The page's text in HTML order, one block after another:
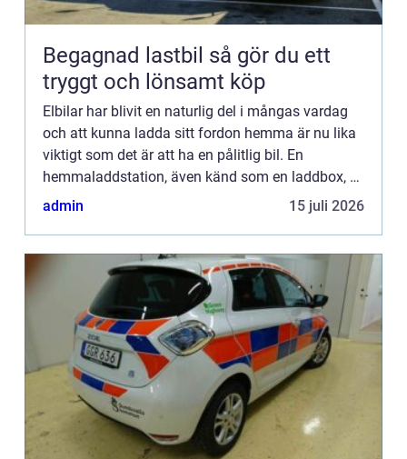
Begagnad lastbil så gör du ett
tryggt och lönsamt köp
Elbilar har blivit en naturlig del i mångas vardag
och att kunna ladda sitt fordon hemma är nu lika
viktigt som det är att ha en pålitlig bil. En
hemmaladdstation, även känd som en laddbox, är
en viktig investerin...
admin 15 juli 2026